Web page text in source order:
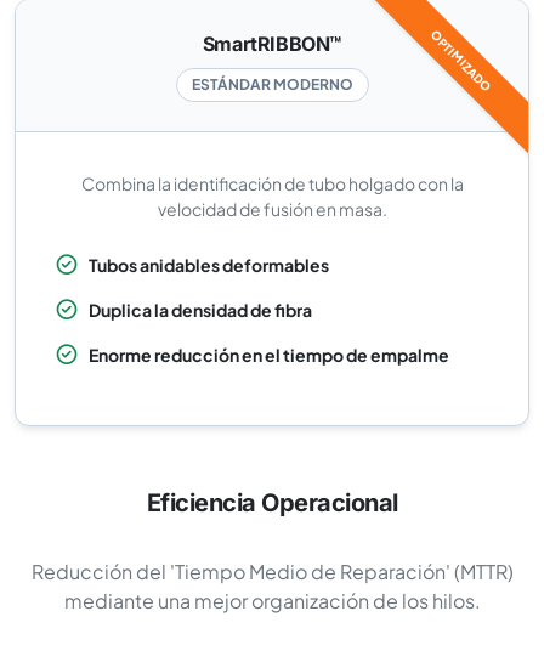
OPTIMIZADO
SmartRIBBON™
ESTÁNDAR MODERNO
Combina la identificación de tubo holgado con la
velocidad de fusión en masa.
Tubos anidables deformables
Duplica la densidad de fibra
Enorme reducción en el tiempo de empalme
Eficiencia Operacional
Reducción del 'Tiempo Medio de Reparación' (MTTR)
mediante una mejor organización de los hilos.